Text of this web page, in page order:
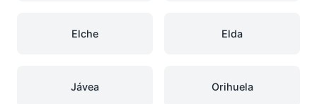
Elche Elda
Jávea Orihuela